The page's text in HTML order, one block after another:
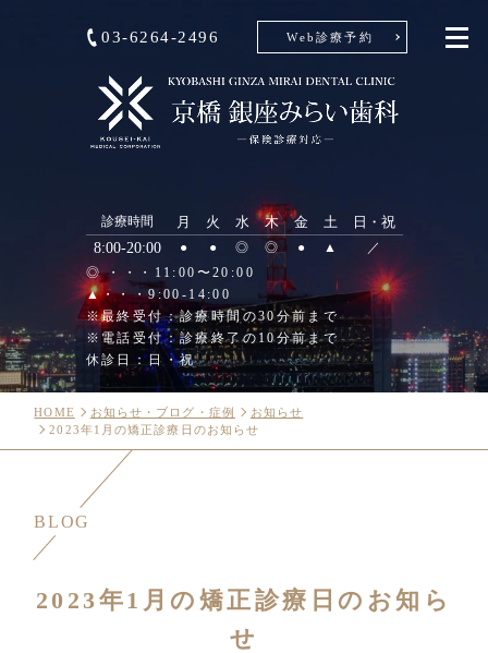
03-6264-2496 Web診療予約
診療時間 月 火 水 木 金 土
日・祝
8:00-20:00
● ● ◎ ◎ ● ▲
／
◎ ・・・11:00〜20:00
▲・・・9:00-14:00
※最終受付：診療時間の30分前まで
※電話受付：診療終了の10分前まで
休診日：日・祝
HOME お知らせ・ブログ・症例
お知らせ
2023年1月の矯正診療日のお知らせ
BLOG
2023年1月の矯正診療日のお知ら
せ